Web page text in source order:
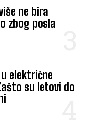
ne bira
zbog posla
u električne
su letovi do